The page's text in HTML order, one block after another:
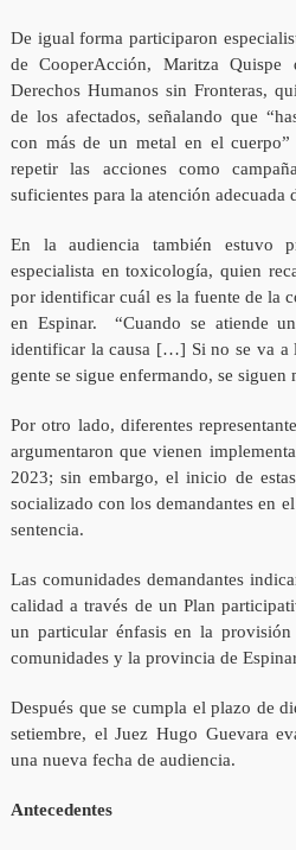
De igual forma participaron
de CooperAcción, Maritza
Derechos Humanos sin Fronteras,
de los afectados, señalando que
con más de un metal en el
repetir las acciones como
suficientes para la atención adecuada
En la audiencia también estuvo
especialista en toxicología, quien
por identificar cuál es la fuente de la
en Espinar. “Cuando se atiende
identificar la causa […] Si no se va a
gente se sigue enfermando, se siguen
Por otro lado, diferentes
argumentaron que vienen
2023; sin embargo, el inicio de
socializado con los demandantes en
sentencia.
Las comunidades demandantes
calidad a través de un Plan
un particular énfasis en la
comunidades y la provincia de
Después que se cumpla el plazo de
setiembre, el Juez Hugo Guevara
una nueva fecha de audiencia.
Antecedentes